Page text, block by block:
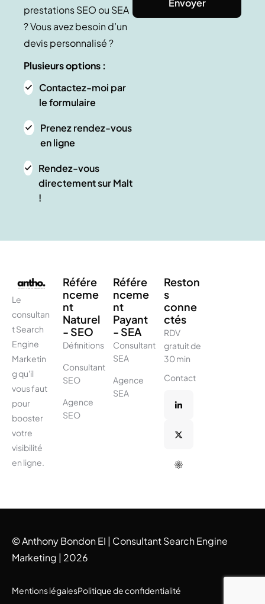
prestations SEO ou SEA
? Vous avez besoin d’un
devis personnalisé ?
Plusieurs options :
Contactez-moi par
le formulaire
Prenez rendez-vous
en ligne
Rendez-vous
directement sur Malt
!
Le
consultan
t Search
Engine
Marketin
g qu'il
vous faut
pour
booster
votre
visibilité
en ligne.
Référe
nceme
nt
Naturel
- SEO
Définitions
Consultant
SEO
Agence
SEO
Référe
nceme
nt
Payant
- SEA
Consultant
SEA
Agence
SEA
Reston
s
conne
ctés
RDV
gratuit de
30 min
Contact
© Anthony Bondon EI | Consultant Search Engine
Marketing | 2026
Mentions légalesPolitique de confidentialité